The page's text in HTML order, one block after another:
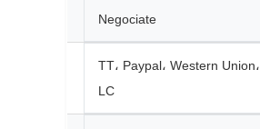
Negociate
TT، Paypal، Western Union،
LC